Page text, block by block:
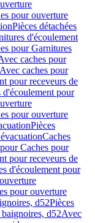
pour ouverture
Pièces détachées
d'écoulement
pour Garnitures
caches pour
caches pour
pour receveurs de
d'écoulement pour
pour ouverture
Pièces
Caches
Caches pour
pour receveurs de
d'écoulement pour
pour ouverture
d52Pièces
d52Avec